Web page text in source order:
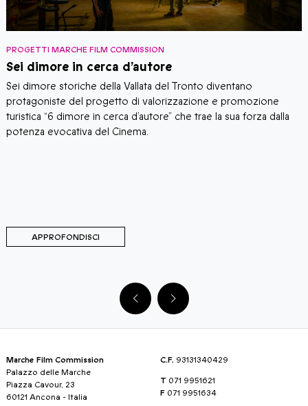
PROGETTI MARCHE FILM COMMISSION
Sei dimore in cerca d’autore
Sei dimore storiche della Vallata del Tronto diventano
protagoniste del progetto di valorizzazione e promozione
turistica “6 dimore in cerca d’autore” che trae la sua forza dalla
potenza evocativa del Cinema.
APPROFONDISCI
Marche Film Commission
Palazzo delle Marche
Piazza Cavour, 23
60121 Ancona - Italia
C.F. 93131340429
T 071 9951621
F 071 9951634